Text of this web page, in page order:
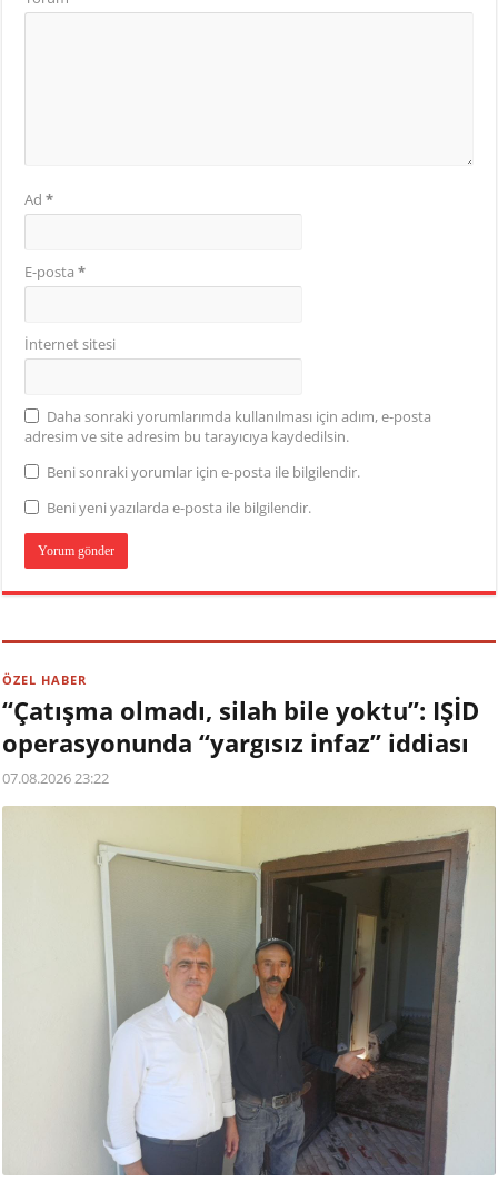
Ad*
E-posta*
İnternet sitesi
Daha sonraki yorumlarımda kullanılması için adım, e-posta
adresim ve site adresim bu tarayıcıya kaydedilsin.
Beni sonraki yorumlar için e-posta ile bilgilendir.
Beni yeni yazılarda e-posta ile bilgilendir.
ÖZEL HABER
“Çatışma olmadı, silah bile yoktu”: IŞİD
operasyonunda “yargısız infaz” iddiası
07.08.2026 23:22